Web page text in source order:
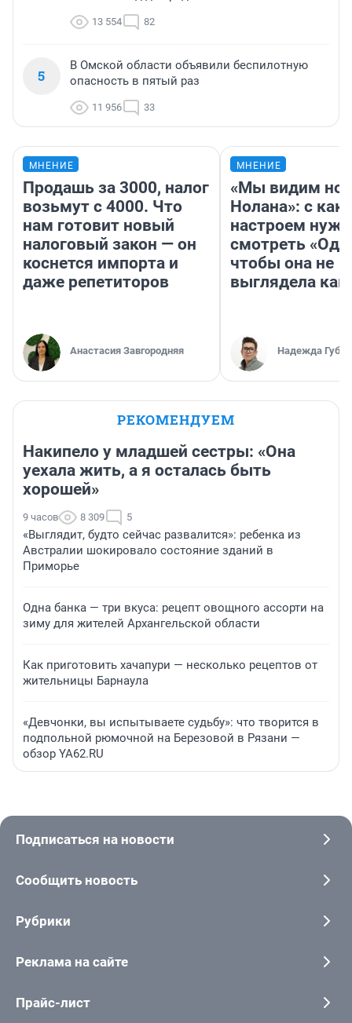
13 554 82
5
В Омской области объявили беспилотную
опасность в пятый раз
11 956 33
МНЕНИЕ
Продашь за 3000, налог
возьмут с 4000. Что
нам готовит новый
налоговый закон — он
коснется импорта и
даже репетиторов
Анастасия Завгородняя
МНЕНИЕ
«Мы видим
Нолана»: с
настроем
смотреть
чтобы она не
выглядела как
Надежда
РЕКОМЕНДУЕМ
Накипело у младшей сестры: «Она
уехала жить, а я осталась быть
хорошей»
9 часов 8 309 5
«Выглядит, будто сейчас развалится»: ребенка из
Австралии шокировало состояние зданий в
Приморье
Одна банка — три вкуса: рецепт овощного ассорти на
зиму для жителей Архангельской области
Как приготовить хачапури — несколько рецептов от
жительницы Барнаула
«Девчонки, вы испытываете судьбу»: что творится в
подпольной рюмочной на Березовой в Рязани —
обзор YA62.RU
Подписаться на новости
Сообщить новость
Рубрики
Реклама на сайте
Прайс-лист